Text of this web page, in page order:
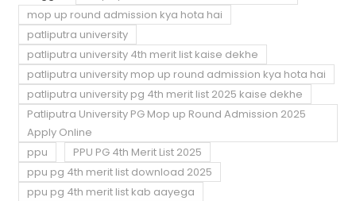
mop up round admission kya hota hai
patliputra university
patliputra university 4th merit list kaise dekhe
patliputra university mop up round admission kya hota hai
patliputra university pg 4th merit list 2025 kaise dekhe
Patliputra University PG Mop up Round Admission 2025
Apply Online
ppu
PPU PG 4th Merit List 2025
ppu pg 4th merit list download 2025
ppu pg 4th merit list kab aayega